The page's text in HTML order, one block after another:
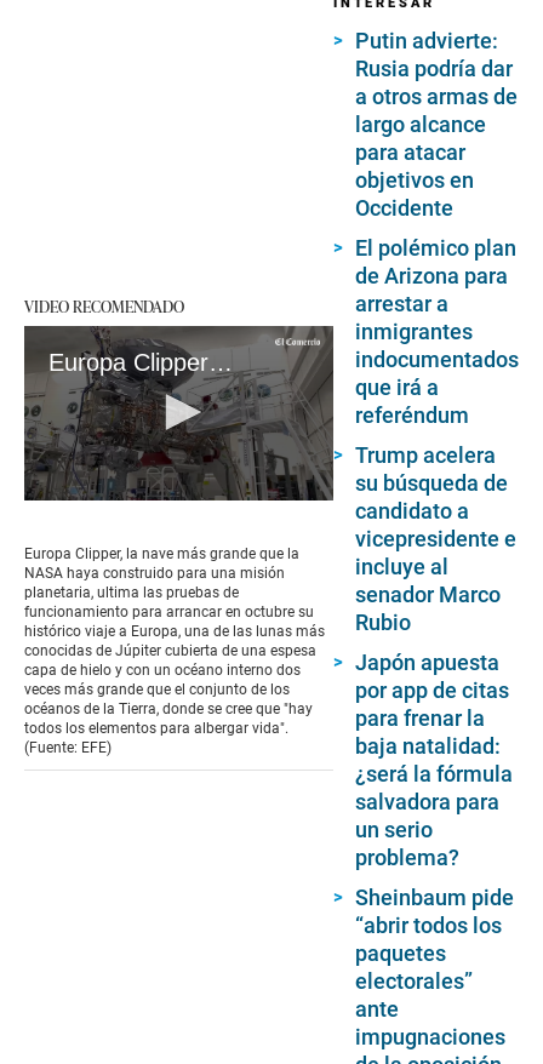
VIDEO RECOMENDADO
Europa Clipper: La nave espacial de la NASA se prepara para un histórico viaje a la luna helada de Júpiter
of
1
minute,
46
seconds
Europa Clipper, la nave más grande que la
NASA haya construido para una misión
planetaria, ultima las pruebas de
funcionamiento para arrancar en octubre su
histórico viaje a Europa, una de las lunas más
conocidas de Júpiter cubierta de una espesa
capa de hielo y con un océano interno dos
veces más grande que el conjunto de los
océanos de la Tierra, donde se cree que "hay
todos los elementos para albergar vida".
(Fuente: EFE)
Putin advierte:
Rusia podría dar
a otros armas de
largo alcance
para atacar
objetivos en
Occidente
El polémico plan
de Arizona para
arrestar a
inmigrantes
indocumentados
que irá a
referéndum
Trump acelera
su búsqueda de
candidato a
vicepresidente e
incluye al
senador Marco
Rubio
Japón apuesta
por app de citas
para frenar la
baja natalidad:
¿será la fórmula
salvadora para
un serio
problema?
Sheinbaum pide
“abrir todos los
paquetes
electorales”
ante
impugnaciones